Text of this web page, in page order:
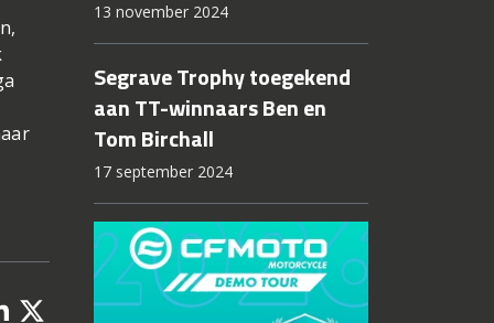
13 november 2024
Segrave Trophy toegekend
aan TT-winnaars Ben en
Tom Birchall
17 september 2024